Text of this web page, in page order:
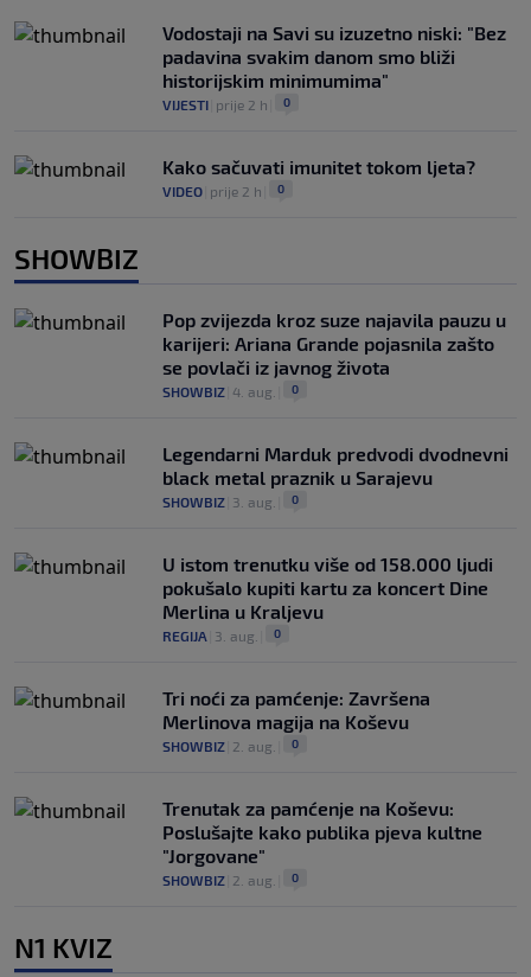
Vodostaji na Savi su izuzetno niski: "Bez
padavina svakim danom smo bliži
historijskim minimumima"
VIJESTI prije 2 h 0
Kako sačuvati imunitet tokom ljeta?
VIDEO prije 2 h 0
SHOWBIZ
Pop zvijezda kroz suze najavila pauzu u
karijeri: Ariana Grande pojasnila zašto
se povlači iz javnog života
SHOWBIZ 4. aug. 0
Legendarni Marduk predvodi dvodnevni
black metal praznik u Sarajevu
SHOWBIZ 3. aug. 0
U istom trenutku više od 158.000 ljudi
pokušalo kupiti kartu za koncert Dine
Merlina u Kraljevu
REGIJA 3. aug. 0
Tri noći za pamćenje: Završena
Merlinova magija na Koševu
SHOWBIZ 2. aug. 0
Trenutak za pamćenje na Koševu:
Poslušajte kako publika pjeva kultne
"Jorgovane"
SHOWBIZ 2. aug. 0
N1 KVIZ